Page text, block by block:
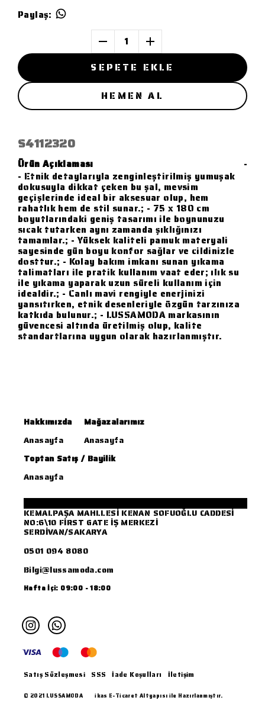
Paylaş:
1
SEPETE EKLE
HEMEN AL
S4112320
Ürün Açıklaması
-
- Etnik detaylarıyla zenginleştirilmiş yumuşak
dokusuyla dikkat çeken bu şal, mevsim
geçişlerinde ideal bir aksesuar olup, hem
rahatlık hem de stil sunar.; - 75 x 180 cm
boyutlarındaki geniş tasarımı ile boynunuzu
sıcak tutarken aynı zamanda şıklığınızı
tamamlar.; - Yüksek kaliteli pamuk materyali
sayesinde gün boyu konfor sağlar ve cildinizle
dosttur.; - Kolay bakım imkanı sunan yıkama
talimatları ile pratik kullanım vaat eder; ılık su
ile yıkama yaparak uzun süreli kullanım için
idealdir.; - Canlı mavi rengiyle enerjinizi
yansıtırken, etnik desenleriyle özgün tarzınıza
katkıda bulunur.; - LUSSAMODA markasının
güvencesi altında üretilmiş olup, kalite
standartlarına uygun olarak hazırlanmıştır.
Hakkımızda
Anasayfa
Mağazalarımız
Anasayfa
Toptan Satış / Bayilik
Anasayfa
KEMALPAŞA MAHLLESİ KENAN SOFUOĞLU CADDESİ
NO:6\10 FİRST GATE İŞ MERKEZİ
SERDİVAN/SAKARYA
0501 094 8080
Bilgi@lussamoda.com
Hafta İçi: 09:00 - 18:00
© 2021 LUSSAMODA ikas E-Ticaret Altyapısı ile Hazırlanmıştır.
Satış Sözleşmesi SSS İade Koşulları İletişim